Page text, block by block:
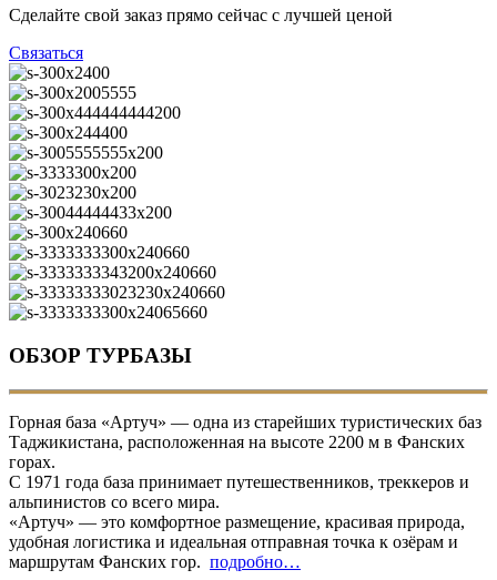
Сделайте свой заказ прямо сейчас с лучшей ценой
Связаться
ОБЗОР ТУРБАЗЫ
Горная база «Артуч» — одна из старейших туристических баз
Таджикистана, расположенная на высоте 2200 м в Фанских
горах.
С 1971 года база принимает путешественников, треккеров и
альпинистов со всего мира.
«Артуч» — это комфортное размещение, красивая природа,
удобная логистика и идеальная отправная точка к озёрам и
маршрутам Фанских гор. подробно…